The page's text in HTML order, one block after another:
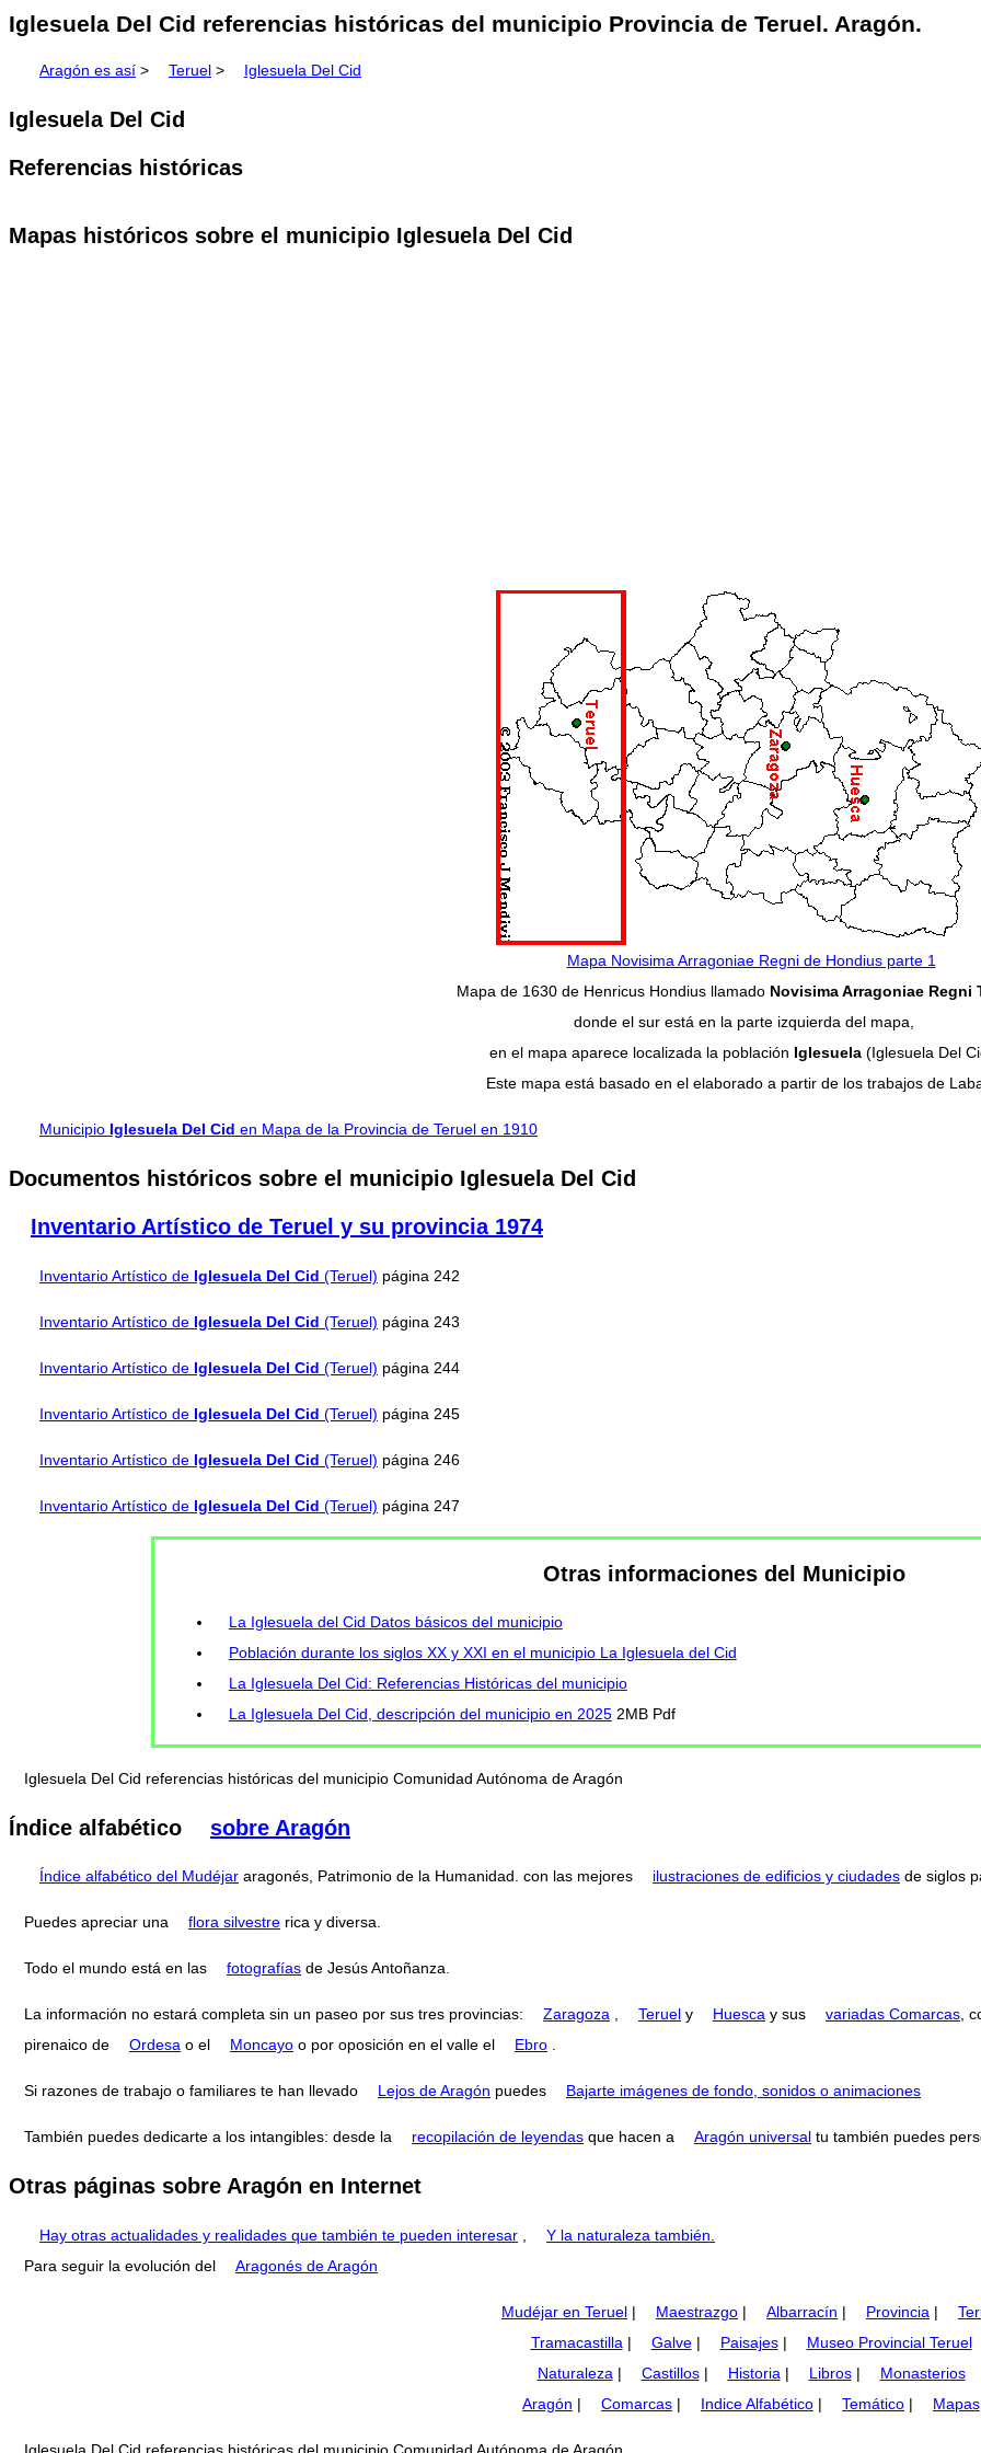
Iglesuela Del Cid referencias históricas del municipio Provincia de Teruel. Aragón.
Aragón es así > Teruel > Iglesuela Del Cid
Iglesuela Del Cid
Referencias históricas
Mapas históricos sobre el municipio Iglesuela Del Cid
Mapa Novisima Arragoniae Regni de Hondius parte 1
Mapa de 1630 de Henricus Hondius llamado Novisima Arragoniae Regni
donde el sur está en la parte izquierda del mapa,
en el mapa aparece localizada la población Iglesuela(Iglesuela Del
Este mapa está basado en el elaborado a partir de los trabajos de
Municipio Iglesuela Del Cid en Mapa de la Provincia de Teruel en 1910
Documentos históricos sobre el municipio Iglesuela Del Cid
Inventario Artístico de Teruel y su provincia 1974
Inventario Artístico de Iglesuela Del Cid (Teruel) página 242
Inventario Artístico de Iglesuela Del Cid (Teruel) página 243
Inventario Artístico de Iglesuela Del Cid (Teruel) página 244
Inventario Artístico de Iglesuela Del Cid (Teruel) página 245
Inventario Artístico de Iglesuela Del Cid (Teruel) página 246
Inventario Artístico de Iglesuela Del Cid (Teruel) página 247
Otras informaciones del Municipio
La Iglesuela del Cid Datos básicos del municipio
Población durante los siglos XX y XXI en el municipio La Iglesuela del Cid
La Iglesuela Del Cid: Referencias Históricas del municipio
La Iglesuela Del Cid, descripción del municipio en 20252MB Pdf
Iglesuela Del Cid referencias históricas del municipio Comunidad Autónoma de Aragón
Índice alfabético sobre Aragón
Índice alfabético del Mudéjar aragonés, Patrimonio de la Humanidad. con las mejores ilustraciones de edificios y ciudades de siglos
Puedes apreciar una flora silvestre rica y diversa.
Todo el mundo está en las fotografías de Jesús Antoñanza.
La información no estará completa sin un paseo por sus tres provincias: Zaragoza , Teruel y Huesca y sus variadas Comarcas,
pirenaico de
Ordesa o el Moncayo o por oposición en el valle el Ebro .
Si razones de trabajo o familiares te han llevado Lejos de Aragón puedes Bajarte imágenes de fondo, sonidos o animaciones
También puedes dedicarte a los intangibles: desde la recopilación de leyendas que hacen a Aragón universal tu también puedes
Otras páginas sobre Aragón en Internet
Hay otras actualidades y realidades que también te pueden interesar
Y la naturaleza también.
Para seguir la evolución del
Aragonés de Aragón
Mudéjar en Teruel | Maestrazgo | Albarracín | Provincia |
Tramacastilla | Galve| Paisajes|
Museo Provincial Teruel
Naturaleza | Castillos| Historia | Libros|
Monasterios
Aragón | Comarcas | Indice Alfabético | Temático | Mapas
Iglesuela Del Cid referencias históricas del municipio Comunidad Autónoma de Aragón